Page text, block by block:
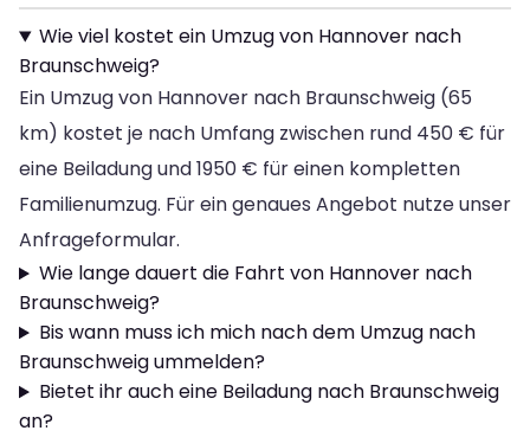
Wie viel kostet ein Umzug von Hannover nach
Braunschweig?
Ein Umzug von Hannover nach Braunschweig (65
km) kostet je nach Umfang zwischen rund 450 € für
eine Beiladung und 1950 € für einen kompletten
Familienumzug. Für ein genaues Angebot nutze unser
Anfrageformular.
Wie lange dauert die Fahrt von Hannover nach
Braunschweig?
Bis wann muss ich mich nach dem Umzug nach
Braunschweig ummelden?
Bietet ihr auch eine Beiladung nach Braunschweig
an?